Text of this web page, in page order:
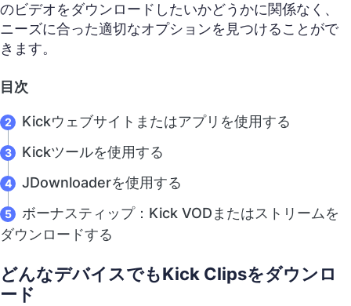
のビデオをダウンロードしたいかどうかに関係なく、
ニーズに合った適切なオプションを見つけることがで
きます。
目次
Kickウェブサイトまたはアプリを使用する
Kickツールを使用する
JDownloaderを使用する
ボーナスティップ：Kick VODまたはストリームを
ダウンロードする
どんなデバイスでもKick Clipsをダウンロ
ード